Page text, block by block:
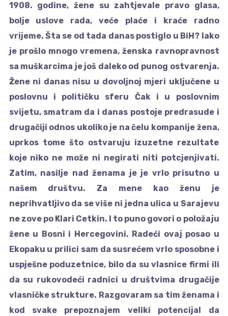
1908. godine, žene su zahtjevale pravo glasa,
bolje uslove rada, veće plaće i kraće radno
vrijeme. Šta se od tada danas postiglo u BiH? Iako
je prošlo mnogo vremena, ženska ravnopravnost
sa muškarcima je još daleko od punog ostvarenja.
Žene ni danas nisu u dovoljnoj mjeri uključene u
poslovnu i političku sferu Čak i u poslovnim
svijetu, smatram da i danas postoje predrasude i
drugačiji odnos ukoliko je na čelu kompanije žena,
uprkos tome što ostvaruju izuzetne rezultate
koje niko ne može ni negirati niti potcjenjivati.
Zatim, nasilje nad ženama je je vrlo prisutno u
našem društvu. Za mene kao ženu je
neprihvatljivo da se više ni jedna ulica u Sarajevu
ne zove po Klari Cetkin. I to puno govori o položaju
žene u Bosni i Hercegovini. Radeći ovaj posao u
Ekopaku u prilici sam da susrećem vrlo sposobne i
uspješne poduzetnice, bilo da su vlasnice firmi ili
da su rukovodeći radnici u društvima drugačije
vlasničke strukture. Razgovaram sa tim ženama i
kod svake prepoznajem veliki potencijal da